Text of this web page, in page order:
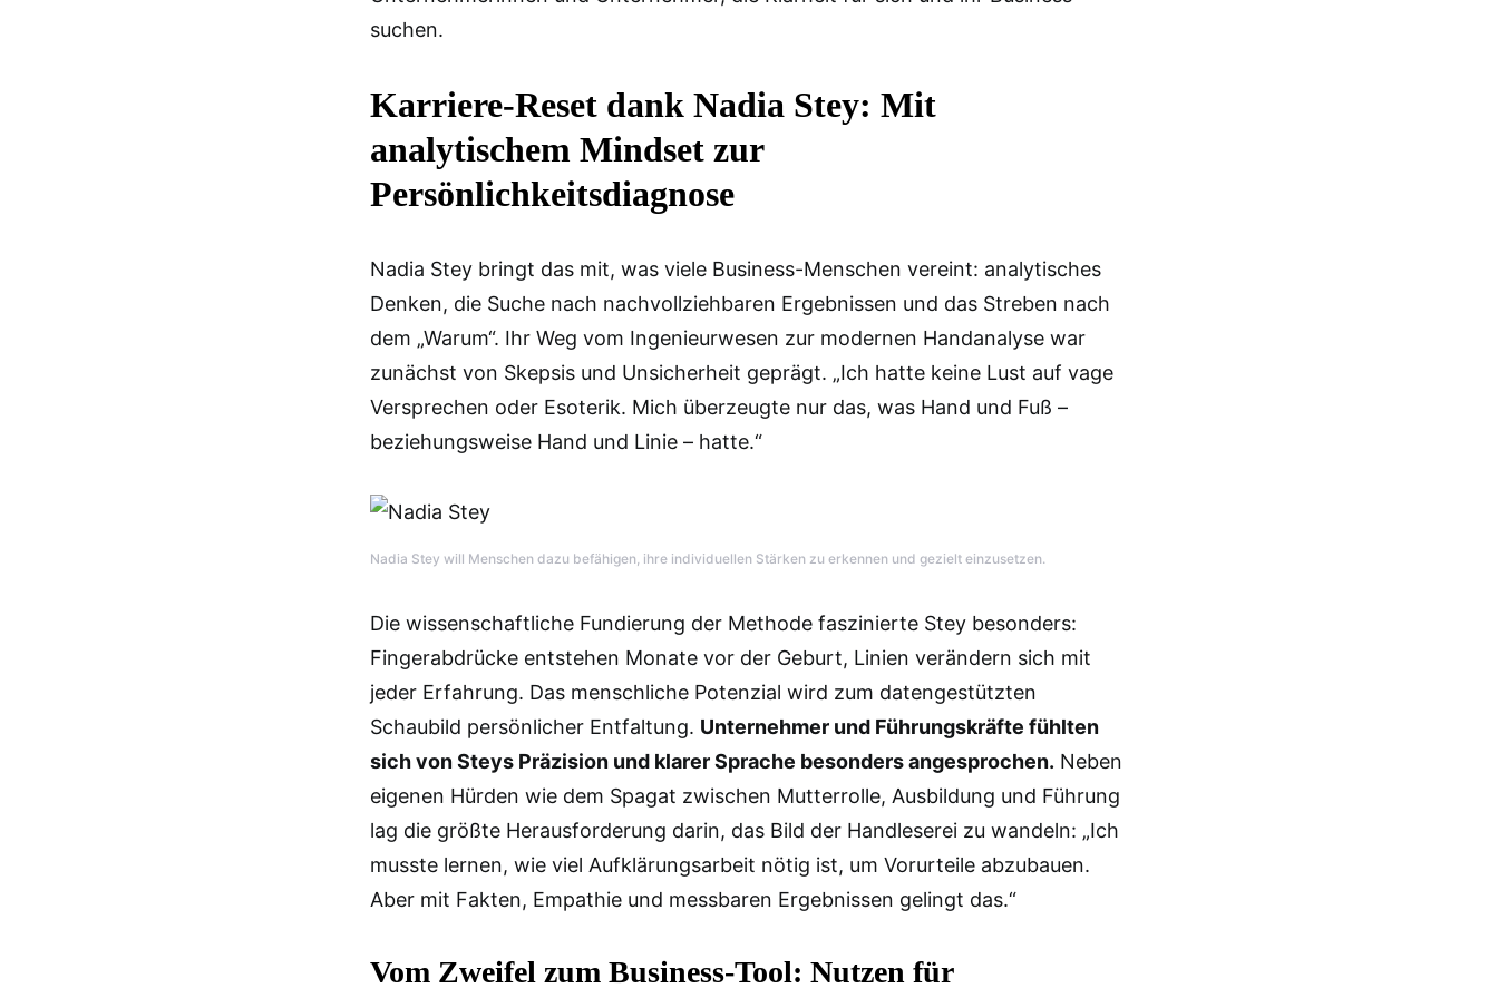
suchen.
Karriere-Reset dank Nadia Stey: Mit
analytischem Mindset zur
Persönlichkeitsdiagnose
Nadia Stey bringt das mit, was viele Business-Menschen vereint: analytisches
Denken, die Suche nach nachvollziehbaren Ergebnissen und das Streben nach
dem „Warum“. Ihr Weg vom Ingenieurwesen zur modernen Handanalyse war
zunächst von Skepsis und Unsicherheit geprägt. „Ich hatte keine Lust auf vage
Versprechen oder Esoterik. Mich überzeugte nur das, was Hand und Fuß –
beziehungsweise Hand und Linie – hatte.“
Nadia Stey will Menschen dazu befähigen, ihre individuellen Stärken zu erkennen und gezielt einzusetzen.
Die wissenschaftliche Fundierung der Methode faszinierte Stey besonders:
Fingerabdrücke entstehen Monate vor der Geburt, Linien verändern sich mit
jeder Erfahrung. Das menschliche Potenzial wird zum datengestützten
Schaubild persönlicher Entfaltung. Unternehmer und Führungskräfte fühlten
sich von Steys Präzision und klarer Sprache besonders angesprochen. Neben
eigenen Hürden wie dem Spagat zwischen Mutterrolle, Ausbildung und Führung
lag die größte Herausforderung darin, das Bild der Handleserei zu wandeln: „Ich
musste lernen, wie viel Aufklärungsarbeit nötig ist, um Vorurteile abzubauen.
Aber mit Fakten, Empathie und messbaren Ergebnissen gelingt das.“
Vom Zweifel zum Business-Tool: Nutzen für